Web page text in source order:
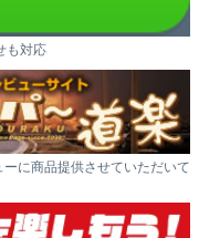
も対応
に商品提供させていただいて